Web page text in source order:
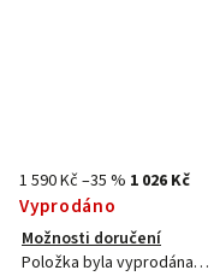
1 590 Kč–35 % 1 026 Kč
Vyprodáno
Možnosti doručení
Položka byla vyprodána…